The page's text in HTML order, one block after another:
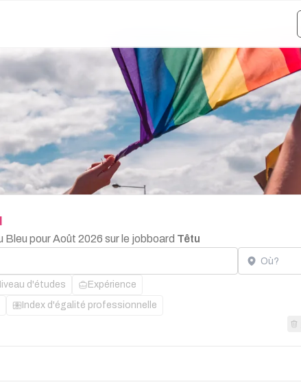
pour Août 2026 sur le jobboard Têtu
Localisation
d'études Expérience
Index d'égalité professionnelle